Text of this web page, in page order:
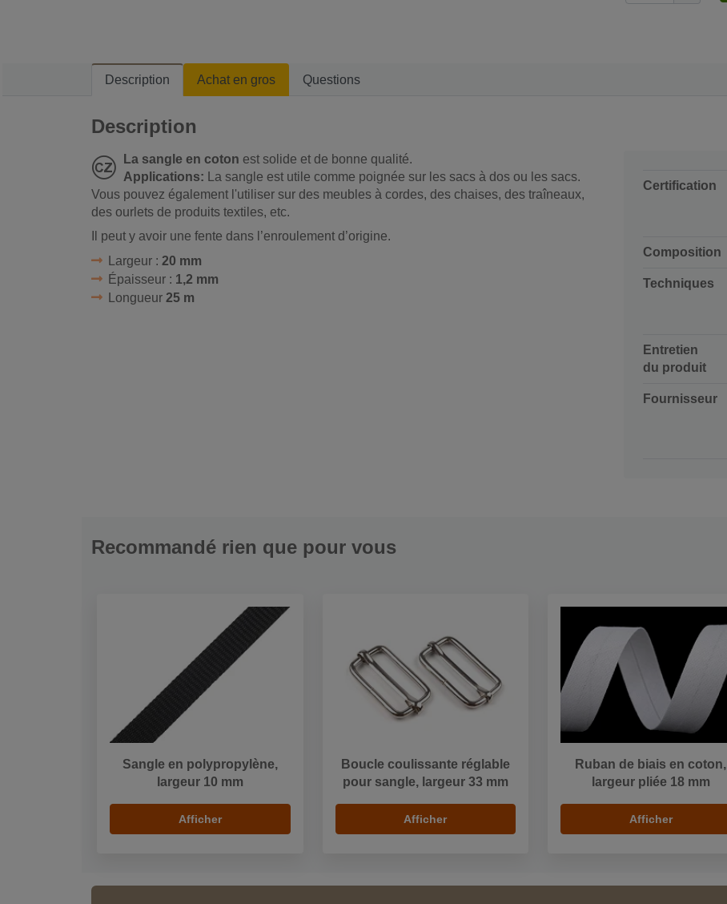
Description Achat en gros Questions
Description
La sangle en coton est solide et de bonne qualité.
Applications: La sangle est utile comme poignée sur les sacs à dos ou les sacs.
Vous pouvez également l'utiliser sur des meubles à cordes, des chaises, des traîneaux,
des ourlets de produits textiles, etc.
Il peut y avoir une fente dans l’enroulement d’origine.
Largeur : 20 mm
Épaisseur : 1,2 mm
Longueur 25 m
Certification
Composition
Techniques
Entretien
du produit
Fournisseur
Recommandé rien que pour vous
Sangle en polypropylène,
largeur 10 mm
Afficher
Boucle coulissante réglable
pour sangle, largeur 33 mm
Afficher
Ruban de biais en coton,
largeur pliée 18 mm
Afficher